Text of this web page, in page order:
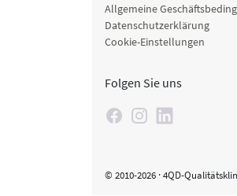
Allgemeine
Datenschutzerklärung
Cookie-Einstellungen
Folgen Sie uns
© 2010-2026 · 4QD-